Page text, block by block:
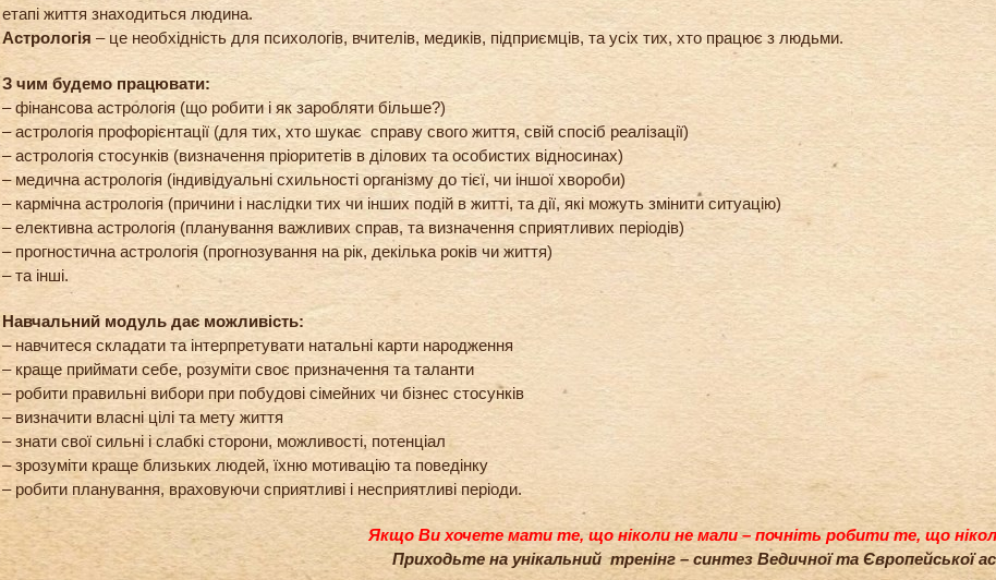
етапі життя знаходиться людина.
Астрологія – це необхідність для психологів, вчителів, медиків, підприємців, та усіх тих, хто працює з людьми.
З чим будемо працювати:
– фінансова астрологія (що робити і як заробляти більше?)
– астрологія профорієнтації (для тих, хто шукає справу свого життя, свій спосіб реалізації)
– астрологія стосунків (визначення пріоритетів в ділових та особистих відносинах)
– медична астрологія (індивідуальні схильності організму до тієї, чи іншої хвороби)
– кармічна астрологія (причини і наслідки тих чи інших подій в житті, та дії, які можуть змінити ситуацію)
– елективна астрологія (планування важливих справ, та визначення сприятливих періодів)
– прогностична астрологія (прогнозування на рік, декілька років чи життя)
– та інші.
Навчальний модуль дає можливість:
– навчитеся складати та інтерпретувати натальні карти народження
– краще приймати себе, розуміти своє призначення та таланти
– робити правильні вибори при побудові сімейних чи бізнес стосунків
– визначити власні цілі та мету життя
– знати свої сильні і слабкі сторони, можливості, потенціал
– зрозуміти краще близьких людей, їхню мотивацію та поведінку
– робити планування, враховуючи сприятливі і несприятливі періоди.
Якщо Ви хочете мати те, що ніколи не мали – почніть робити те, що
Приходьте на унікальний тренінг – синтез Ведичної та Європейської